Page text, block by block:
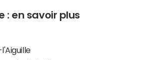
: en savoir plus